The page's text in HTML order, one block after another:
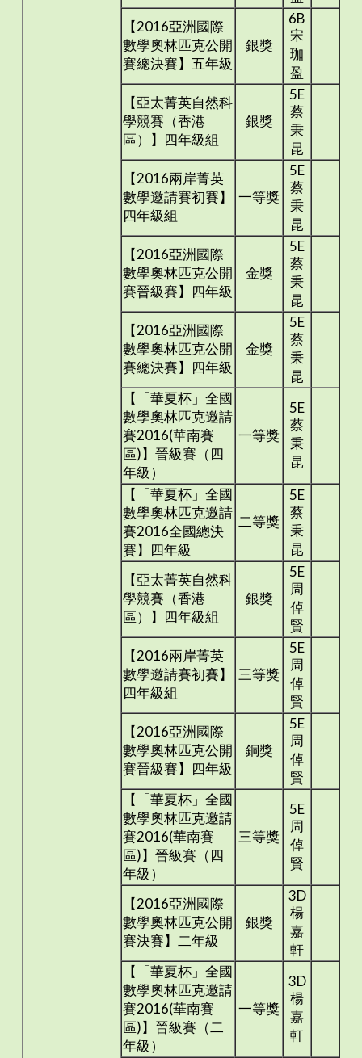
【2016亞洲國際
數學奧林匹克公開
賽總決賽】五年級
銀獎
6B
宋
珈
盈
【亞太菁英自然科
學競賽（香港
區）】四年級組
銀獎
5E
蔡
秉
昆
【2016兩岸菁英
數學邀請賽初賽】
四年級組
一等獎
5E
蔡
秉
昆
【2016亞洲國際
數學奧林匹克公開
賽晉級賽】四年級
金獎
5E
蔡
秉
昆
【2016亞洲國際
數學奧林匹克公開
賽總決賽】四年級
金獎
5E
蔡
秉
昆
【「華夏杯」全國
數學奧林匹克邀請
賽2016(華南賽
區)】晉級賽（四
年級）
一等獎
5E
蔡
秉
昆
【「華夏杯」全國
數學奧林匹克邀請
賽2016全國總決
賽】四年級
二等獎
5E
蔡
秉
昆
【亞太菁英自然科
學競賽（香港
區）】四年級組
銀獎
5E
周
倬
賢
【2016兩岸菁英
數學邀請賽初賽】
四年級組
三等獎
5E
周
倬
賢
【2016亞洲國際
數學奧林匹克公開
賽晉級賽】四年級
銅獎
5E
周
倬
賢
【「華夏杯」全國
數學奧林匹克邀請
賽2016(華南賽
區)】晉級賽（四
年級）
三等獎
5E
周
倬
賢
【2016亞洲國際
數學奧林匹克公開
賽決賽】二年級
銀獎
3D
楊
嘉
軒
【「華夏杯」全國
數學奧林匹克邀請
賽2016(華南賽
區)】晉級賽（二
年級）
一等獎
3D
楊
嘉
軒